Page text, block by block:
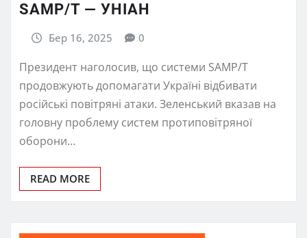
SAMP/T — УНІАН
Бер 16, 2025 0
Президент наголосив, що системи SAMP/T
продовжують допомагати Україні відбивати
російські повітряні атаки. Зеленський вказав на
головну проблему систем протиповітряної
оборони…
READ MORE